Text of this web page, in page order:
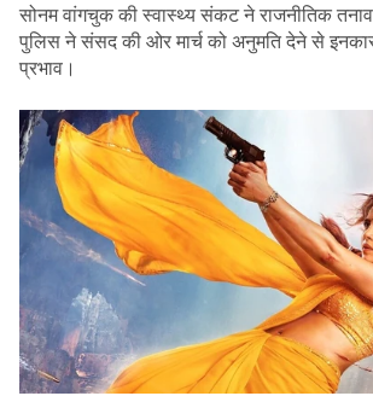
सोनम वांगचुक की स्वास्थ्य संकट ने राजनीतिक तनाव
पुलिस ने संसद की ओर मार्च को अनुमति देने से
प्रभाव।